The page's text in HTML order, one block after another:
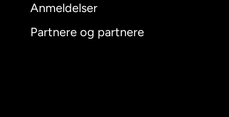
Anmeldelser
Partnere og partnere